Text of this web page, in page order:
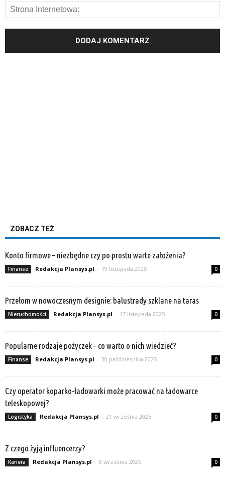
ZOBACZ TEŻ
Konto firmowe – niezbędne czy po prostu warte założenia?
Finanse Redakcja Plansys.pl - 19 listopada 2025 0
Przełom w nowoczesnym designie: balustrady szklane na taras
Nieruchomości Redakcja Plansys.pl - 17 listopada 2025 0
Popularne rodzaje pożyczek – co warto o nich wiedzieć?
Finanse Redakcja Plansys.pl - 30 października 2025 0
Czy operator koparko-ładowarki może pracować na ładowarce
teleskopowej?
Logistyka Redakcja Plansys.pl - 21 września 2025 0
Z czego żyją influencerzy?
Kariera Redakcja Plansys.pl - 8 września 2025 0